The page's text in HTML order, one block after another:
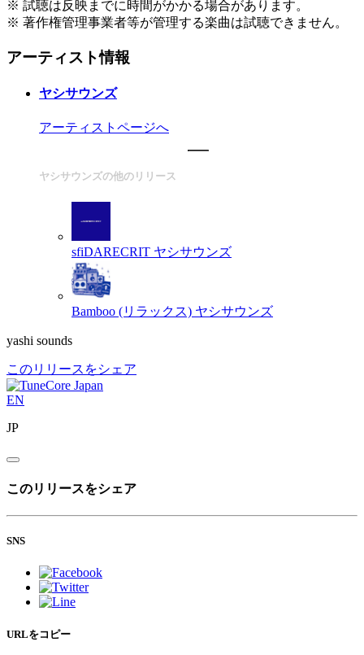
※ 試聴は反映までに時間がかかる場合があります。
※ 著作権管理事業者等が管理する楽曲は試聴できません。
アーティスト情報
ヤシサウンズ
アーティストページへ
ヤシサウンズの他のリリース
sfiDARECRIT ヤシサウンズ
Bamboo (リラックス) ヤシサウンズ
yashi sounds
このリリースをシェア
EN
JP
このリリースをシェア
SNS
URLをコピー